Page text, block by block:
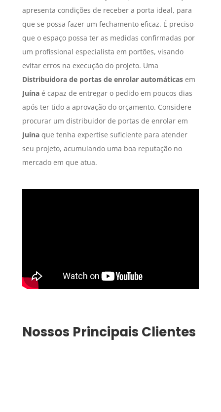
apresenta condições de receber a porta ideal, para
que se possa fazer um fechamento eficaz. É preciso
que o espaço possa ter as medidas confirmadas por
um profissional especialista em portões, visando
evitar erros na execução do projeto. Uma
Distribuidora de portas de enrolar automáticasem
Juínaé capaz de entregar o pedido em poucos dias
após ter tido a aprovação do orçamento. Considere
procurar um distribuidor de portas de enrolar em
Juínaque tenha expertise suficiente para atender
seu projeto, acumulando uma boa reputação no
mercado em que atua.
Nossos Principais Clientes